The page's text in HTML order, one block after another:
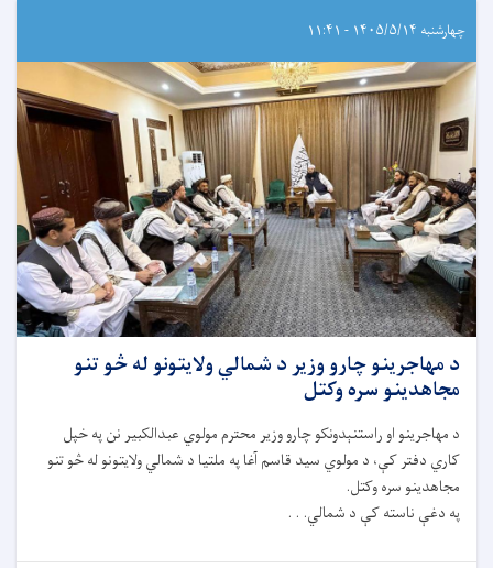
چهارشنبه ۱۴۰۵/۵/۱۴ - ۱۱:۴۱
د مهاجرینو چارو وزیر د شمالي ولایتونو له څو تنو
مجاهدینو سره وکتل
د مهاجرینو او راستنېدونکو چارو وزیر محترم مولوي عبدالکبیر نن په خپل
کاري دفتر کې، د مولوي سید قاسم آغا په ملتیا د شمالي ولایتونو له څو تنو
مجاهدینو سره وکتل.
په دغې ناسته کې د شمالي. . .